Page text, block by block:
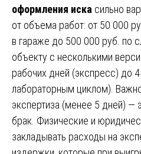
оформления иска сильно
от объема работ: от 50 000
в гараже до 500 000 руб. по
объекту с несколькими
рабочих дней (экспресс) до
лабораторным циклом).
экспертиза (менее 5 дней) —
брак. Физические и
закладывать расходы на